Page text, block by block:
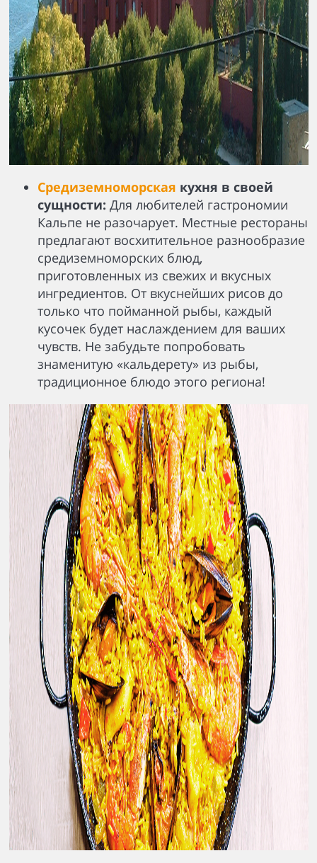
Средиземноморская кухня в своей
сущности: Для любителей гастрономии
Кальпе не разочарует. Местные рестораны
предлагают восхитительное разнообразие
средиземноморских блюд,
приготовленных из свежих и вкусных
ингредиентов. От вкуснейших рисов до
только что пойманной рыбы, каждый
кусочек будет наслаждением для ваших
чувств. Не забудьте попробовать
знаменитую «кальдерету» из рыбы,
традиционное блюдо этого региона!